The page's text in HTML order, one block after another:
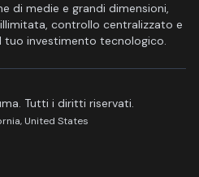
di medie e grandi dimensioni,
controllo centralizzato e
investimento tecnologico.
Tutti i diritti riservati.
United States